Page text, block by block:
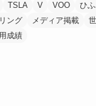
TSLA V VOO
ひ
ング メディア掲載
成績